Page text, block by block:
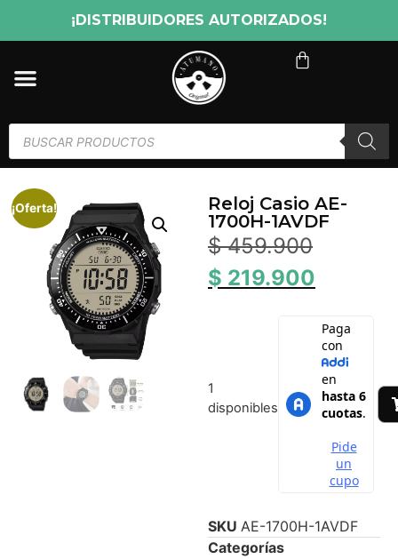
¡DISTRIBUIDORES AUTORIZADOS!
¡Oferta!
Reloj Casio AE-
1700H-1AVDF
$459.900
$ 219.900
1
disponibles
SKU AE-1700H-1AVDF
Categorías